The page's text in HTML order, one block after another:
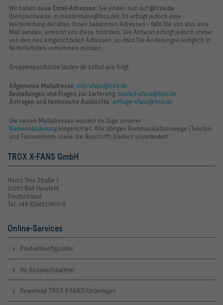
Wir haben neue Email-Adressen: Sie enden nun auf @trox.de
(beispielsweise m.mustermann@trox.de). Es erfolgt jedoch eine
Weiterleitung der alten Ihnen bekannten Adressen - falls Sie uns also eine
Mail senden, erreicht uns diese trotzdem. Die Antwort erfolgt jedoch immer
von den neu eingerichteten Adressen, so dass Sie Änderungen lediglich in
Verteilerlisten vornehmen müssen.
Gruppenpostkörbe lauten ab sofort wie folgt:
Allgemeine Mailadresse: info-xfans@trox.de
Bestellungen und Fragen zur Lieferung: bestell-xfans@trox.de
Anfragen und technische Auskünfte: anfrage-xfans@trox.de
Die neuen Mailadressen wurden im Zuge unserer
Namensänderung eingerichtet. Alle übrigen Kommunikationswege (Telefon-
und Faxnummern sowie die Anschrift) bleiben unverändert.
TROX X-FANS GmbH
Heinz Trox Straße 1
36251 Bad Hersfeld
Deutschland
Tel: +49 (0)6621/950-0
Online-Services
Produktkonfigurator
Ihr Ansprechpartner
Download TROX X-FANS-Unterlagen